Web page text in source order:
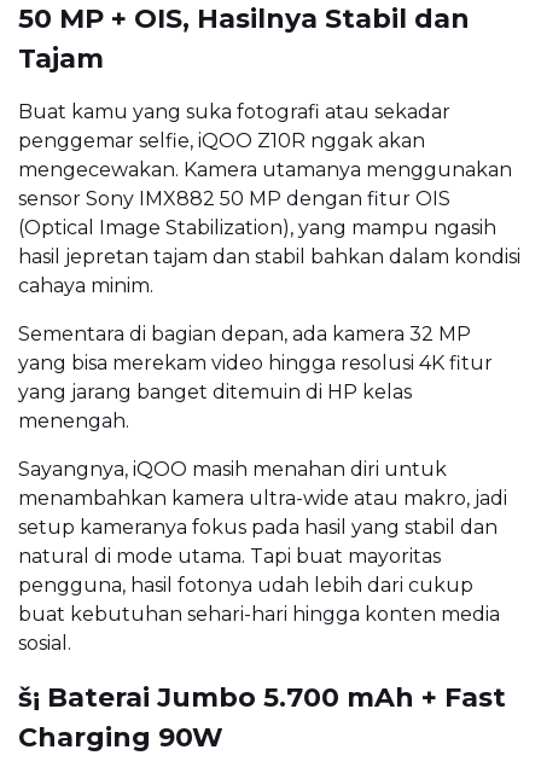
50 MP + OIS, Hasilnya Stabil dan
Tajam
Buat kamu yang suka fotografi atau sekadar
penggemar selfie, iQOO Z10R nggak akan
mengecewakan. Kamera utamanya menggunakan
sensor Sony IMX882 50 MP dengan fitur OIS
(Optical Image Stabilization), yang mampu ngasih
hasil jepretan tajam dan stabil bahkan dalam kondisi
cahaya minim.
Sementara di bagian depan, ada kamera 32 MP
yang bisa merekam video hingga resolusi 4K fitur
yang jarang banget ditemuin di HP kelas
menengah.
Sayangnya, iQOO masih menahan diri untuk
menambahkan kamera ultra-wide atau makro, jadi
setup kameranya fokus pada hasil yang stabil dan
natural di mode utama. Tapi buat mayoritas
pengguna, hasil fotonya udah lebih dari cukup
buat kebutuhan sehari-hari hingga konten media
sosial.
š¡ Baterai Jumbo 5.700 mAh + Fast
Charging 90W